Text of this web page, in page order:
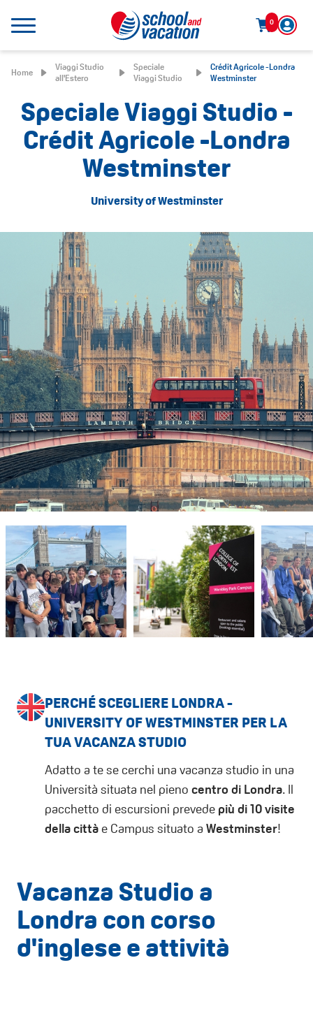
0
Home
Viaggi Studio
all'Estero
Speciale
Viaggi Studio
Crédit Agricole -Londra
Westminster
Speciale Viaggi Studio -
Crédit Agricole -Londra
Westminster
University of Westminster
PERCHÉ SCEGLIERE LONDRA -
UNIVERSITY OF WESTMINSTER PER LA
TUA VACANZA STUDIO
Adatto a te se cerchi una vacanza studio in una
Università situata nel pieno centro di Londra. Il
pacchetto di escursioni prevede più di 10 visite
della cittàe Campus situato a Westminster!
Vacanza Studio a
Londra con corso
d'inglese e attività